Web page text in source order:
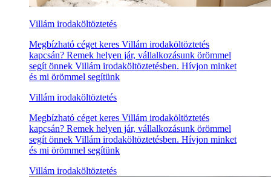
Villám irodaköltöztetés
Megbízható céget keres Villám irodaköltöztetés
kapcsán? Remek helyen jár, vállalkozásunk örömmel
segít önnek Villám irodaköltöztetésben. Hívjon minket
és mi örömmel segítünk
Villám irodaköltöztetés
Megbízható céget keres Villám irodaköltöztetés
kapcsán? Remek helyen jár, vállalkozásunk örömmel
segít önnek Villám irodaköltöztetésben. Hívjon minket
és mi örömmel segítünk
Villám irodaköltöztetés